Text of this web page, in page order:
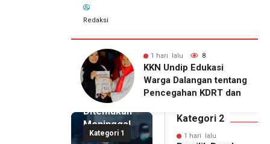
Redaksi
1 hari lalu 7
KKN Undip Bekali
Pengelola BUMDes
Dalangan dengan Pola
Kategori 1
1 hari lalu
Pemilik
Royal
Phone
Ditemukan
Meninggal
di Dalam
Kategori 2
1 hari lalu